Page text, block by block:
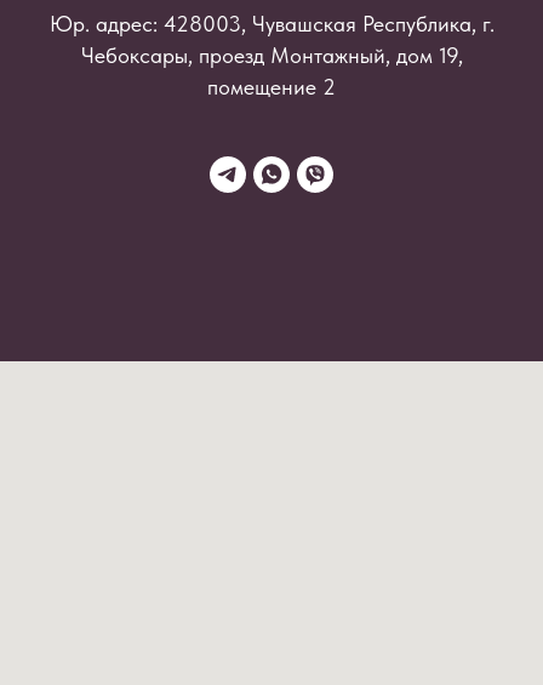
Юр. адрес: 428003, Чувашская Республика, г.
Чебоксары, проезд Монтажный, дом 19,
помещение 2